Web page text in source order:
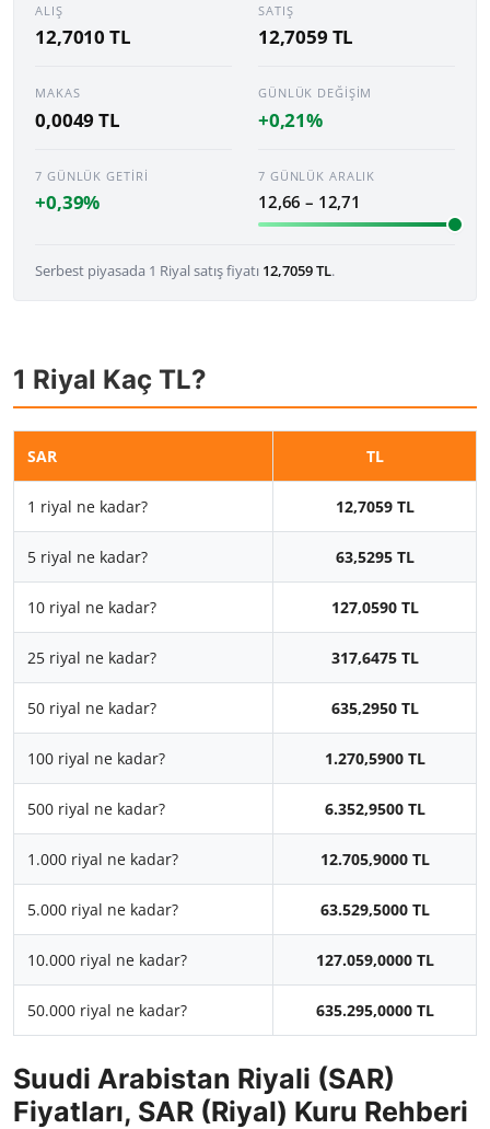
ALIŞ
12,7010 TL
SATIŞ
12,7059 TL
MAKAS
0,0049 TL
GÜNLÜK DEĞIŞIM
+0,21%
7 GÜNLÜK GETIRI
+0,39%
7 GÜNLÜK ARALIK
12,66 – 12,71
Serbest piyasada 1 Riyal satış fiyatı 12,7059 TL.
1 Riyal Kaç TL?
SAR TL
1 riyal ne kadar? 12,7059 TL
5 riyal ne kadar? 63,5295 TL
10 riyal ne kadar? 127,0590 TL
25 riyal ne kadar? 317,6475 TL
50 riyal ne kadar? 635,2950 TL
100 riyal ne kadar? 1.270,5900 TL
500 riyal ne kadar? 6.352,9500 TL
1.000 riyal ne kadar? 12.705,9000 TL
5.000 riyal ne kadar? 63.529,5000 TL
10.000 riyal ne kadar? 127.059,0000 TL
50.000 riyal ne kadar? 635.295,0000 TL
Suudi Arabistan Riyali (SAR)
Fiyatları, SAR (Riyal) Kuru Rehberi